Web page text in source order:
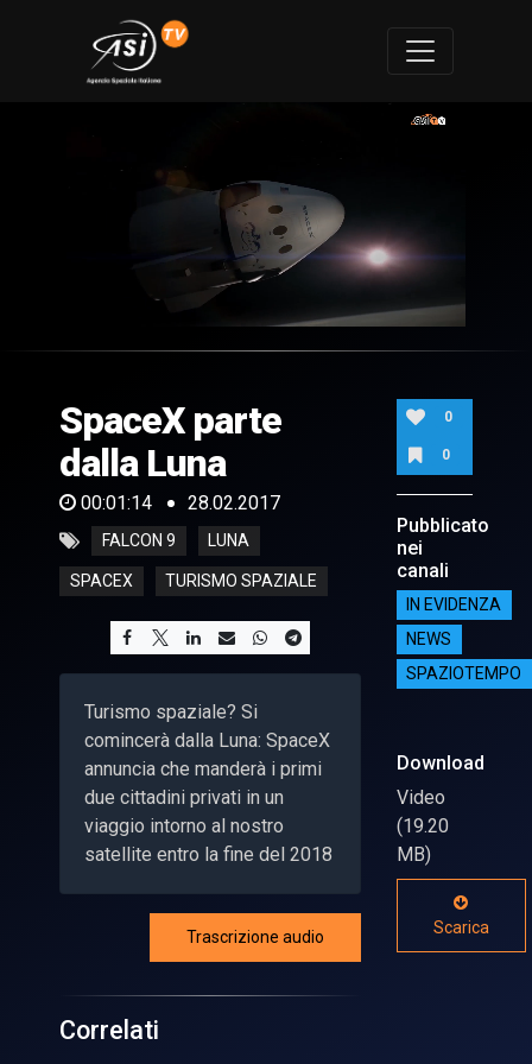
of
14
seconds
SpaceX parte
dalla Luna
00:01:14 28.02.2017
FALCON 9 LUNA
SPACEX TURISMO SPAZIALE
Turismo spaziale? Si
comincerà dalla Luna: SpaceX
annuncia che manderà i primi
due cittadini privati in un
viaggio intorno al nostro
satellite entro la fine del 2018
Trascrizione audio
0
0
Pubblicato
nei
canali
IN EVIDENZA
NEWS
SPAZIOTEMPO
Download
Video
(19.20
MB)
Scarica
Correlati